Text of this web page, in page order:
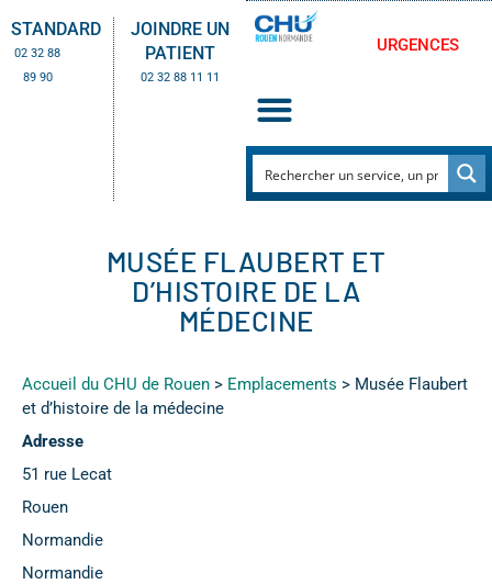
STANDARD
02 32 88
89 90
JOINDRE UN
PATIENT
02 32 88 11 11
URGENCES
MUSÉE FLAUBERT ET
D’HISTOIRE DE LA
MÉDECINE
Accueil du CHU de Rouen > Emplacements > Musée Flaubert
et d’histoire de la médecine
Adresse
51 rue Lecat
Rouen
Normandie
Normandie